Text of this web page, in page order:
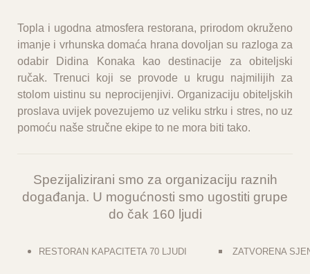
Topla i ugodna atmosfera restorana, prirodom okruženo
imanje i vrhunska domaća hrana dovoljan su razloga za
odabir Didina Konaka kao destinacije za obiteljski
ručak. Trenuci koji se provode u krugu najmilijih za
stolom uistinu su neprocijenjivi. Organizaciju obiteljskih
proslava uvijek povezujemo uz veliku strku i stres, no uz
pomoću naše stručne ekipe to ne mora biti tako.
Spezijalizirani smo za organizaciju raznih
događanja. U mogućnosti smo ugostiti grupe
do čak 160 ljudi
RESTORAN KAPACITETA 70 LJUDI ZATVORENA